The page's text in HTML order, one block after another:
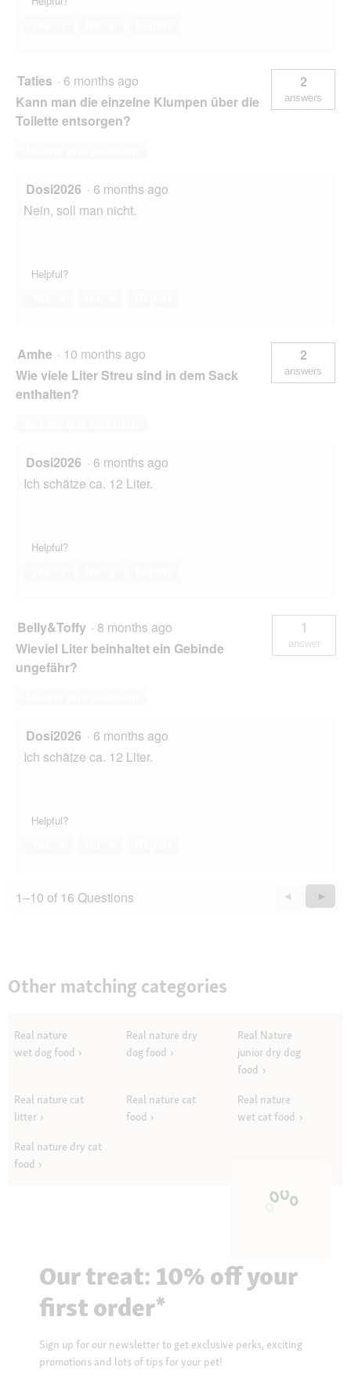
Taties · 6 months ago
Kann man die einzelne Klumpen über die
Toilette entsorgen?
2
answers
Dosi2026 · 6 months ago
Nein, soll man nicht.
Helpful?
Amhe · 10 months ago
Wie viele Liter Streu sind in dem Sack
enthalten?
2
answers
Dosi2026 · 6 months ago
Ich schätze ca. 12 Liter.
Helpful?
Belly&Toffy · 8 months ago
Wieviel Liter beinhaltet ein Gebinde
ungefähr?
1
answer
Dosi2026 · 6 months ago
Ich schätze ca. 12 Liter.
Helpful?
1–10 of 16 Questions
Previous
Questions
◄
Next
►
Other matching categories
Real nature
wet dog food
Real nature dry
dog food
Real Nature
junior dry dog
food
Real nature cat
litter
Real nature cat
food
Real nature
wet cat food
Real nature dry cat
food
Our treat: 10% off your
first order*
Sign up for our newsletter to get exclusive perks, exciting
promotions and lots of tips for your pet!